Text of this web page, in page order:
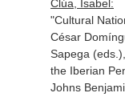
Clúa, Isabel:
"Cultural
César
Sapega
the Iberian
Johns